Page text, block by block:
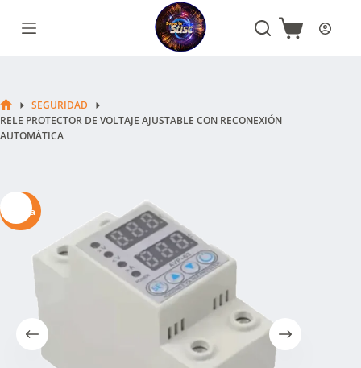
contenido
Carro
INICIO
SEGURIDAD
RELE PROTECTOR DE VOLTAJE AJUSTABLE CON RECONEXIÓN
AUTOMÁTICA
Oferta